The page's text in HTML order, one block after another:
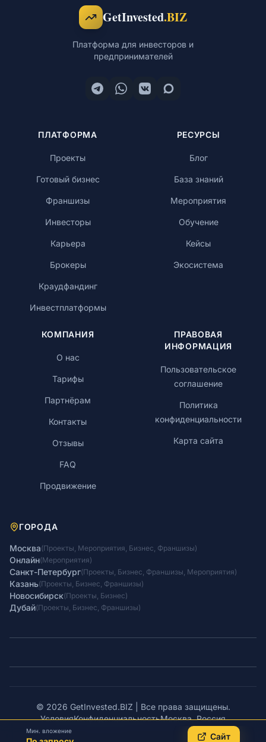
GetInvested.BIZ
Платформа для инвесторов и
предпринимателей
ПЛАТФОРМА
Проекты
Готовый бизнес
Франшизы
Инвесторы
Карьера
Брокеры
Краудфандинг
Инвестплатформы
РЕСУРСЫ
Блог
База знаний
Мероприятия
Обучение
Кейсы
Экосистема
КОМПАНИЯ
О нас
Тарифы
Партнёрам
Контакты
Отзывы
FAQ
Продвижение
ПРАВОВАЯ
ИНФОРМАЦИЯ
Пользовательское
соглашение
Политика
конфиденциальности
Карта сайта
ГОРОДА
Москва(Проекты, Мероприятия, Бизнес, Франшизы)
Онлайн(Мероприятия)
Санкт-Петербург(Проекты, Бизнес, Франшизы, Мероприятия)
Казань(Проекты, Бизнес, Франшизы)
Новосибирск(Проекты, Бизнес)
Дубай(Проекты, Бизнес, Франшизы)
© 2026 GetInvested.BIZ | Все права защищены.
УсловияКонфиденциальностьМосква, Россия
Мин. вложение
Сайт